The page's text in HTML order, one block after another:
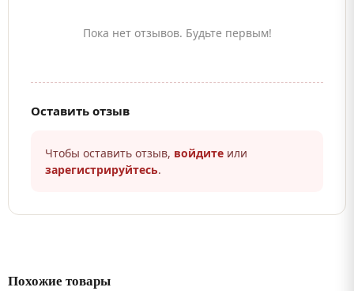
Пока нет отзывов. Будьте первым!
Оставить отзыв
Чтобы оставить отзыв, войдите или
зарегистрируйтесь.
Похожие товары